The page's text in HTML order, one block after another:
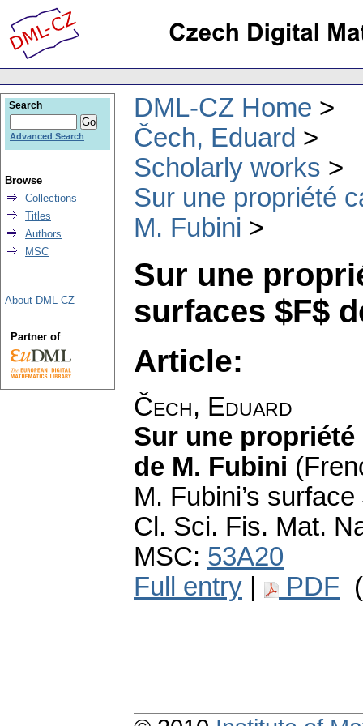
DML-CZ Home
Čech, Eduard
Scholarly works
Sur une propriété
M. Fubini
Sur une
surfaces $F$
Article:
Čech, Eduard
Sur une
de M. Fubini
M. Fubini’s
Cl. Sci. Fis. Mat.
MSC: 53A20
Full entry
PDF
Search
Advanced Search
Browse
Collections
Titles
Authors
MSC
About DML-CZ
Partner of